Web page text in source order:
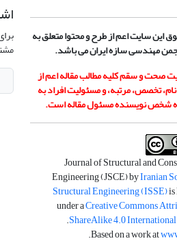
این سایت اعم از طرح و محتوا متعلق به
مهندسی سازه ایران می باشد.
صحت و سقم کلیه مطالب مقاله اعم از
تخصص، مرتبه، و مسئولیت افراد به
شخص نویسنده مسئول مقاله است.
Journal of Structural and
Engineering (JSCE) byIranian
Structural Engineering (ISSE)
under aCreative Commons
ShareAlike 4.0
.
Based on a work at
.